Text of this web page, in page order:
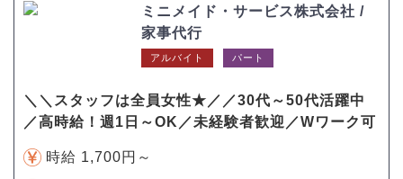
ミニメイド・サービス株式会社 /
家事代行
アルバイト パート
＼＼スタッフは全員女性★／／30代～50代活躍中
／高時給！週1日～OK／未経験者歓迎／Wワーク可
時給 1,700円～